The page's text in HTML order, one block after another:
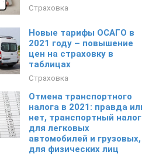
Страховка
Новые тарифы ОСАГО в
2021 году – повышение
цен на страховку в
таблицах
Страховка
Отмена транспортного
налога в 2021: правда
нет, транспортный налог
для легковых
автомобилей и грузовых,
для физических лиц